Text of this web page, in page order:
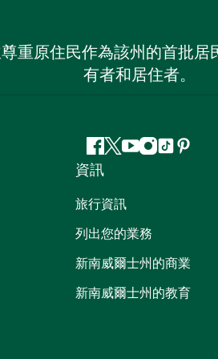
重原住民作為該州的首批
有者和居住者。
Facebook
嘰
喳
喳
Youtube
Instagram
抖
資訊
旅行資訊
列出您的業務
新南威爾士州的商業
新南威爾士州的教育